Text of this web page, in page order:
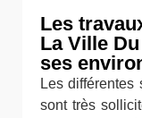
Les
La Ville
ses
Les différentes
sont très